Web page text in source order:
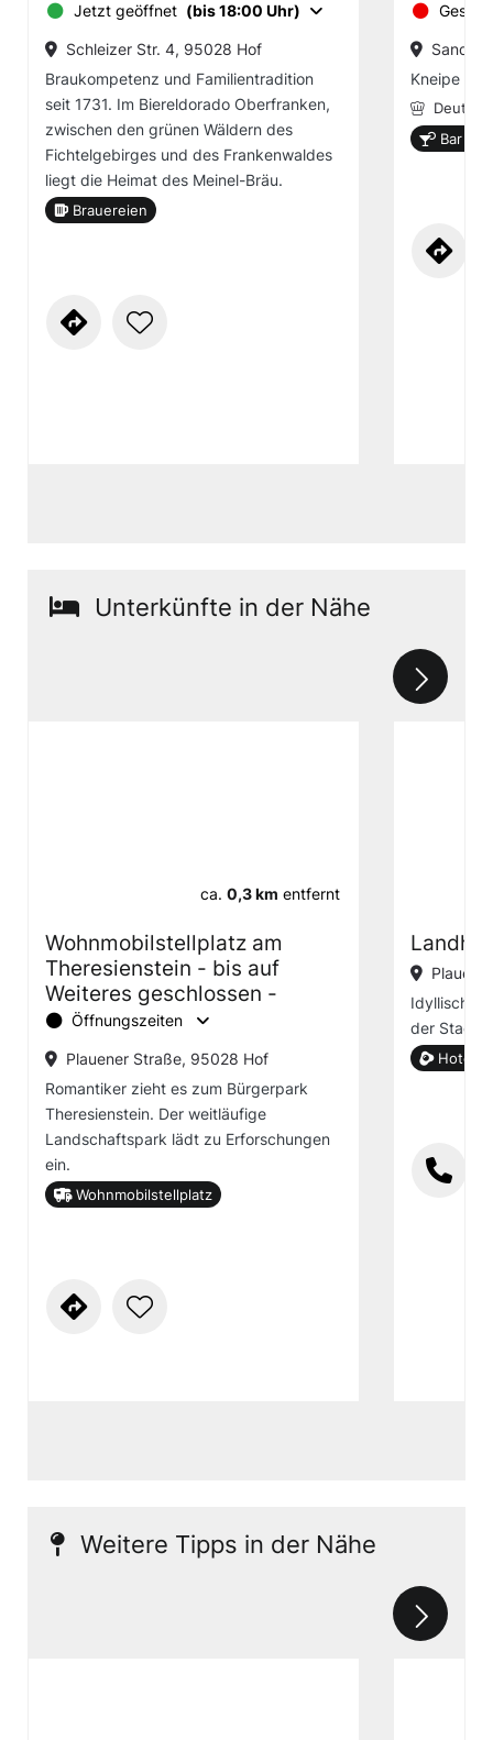
Jetzt geöffnet (bis 18:00 Uhr)
Schleizer Str. 4, 95028 Hof
Braukompetenz und Familientradition
seit 1731. Im Biereldorado Oberfranken,
zwischen den grünen Wäldern des
Fichtelgebirges und des Frankenwaldes
liegt die Heimat des Meinel-Bräu.
Brauereien
Sand
Kneipe
Deutsch
Bar
Unterkünfte in der Nähe
ca. 0,3 km entfernt
Wohnmobilstellplatz am
Theresienstein - bis auf
Weiteres geschlossen -
Öffnungszeiten
Plauener Straße, 95028 Hof
Romantiker zieht es zum Bürgerpark
Theresienstein. Der weitläufige
Landschaftspark lädt zu Erforschungen
ein.
Wohnmobilstellplatz
Idyllisch
der Stadt
Hotel
Weitere Tipps in der Nähe